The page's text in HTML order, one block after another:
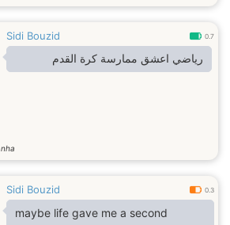
Sidi Bouzid 0.7
رياضي اعشق ممارسة كرة القدم
Sidi Bouzid 0.3
maybe life gave me a second